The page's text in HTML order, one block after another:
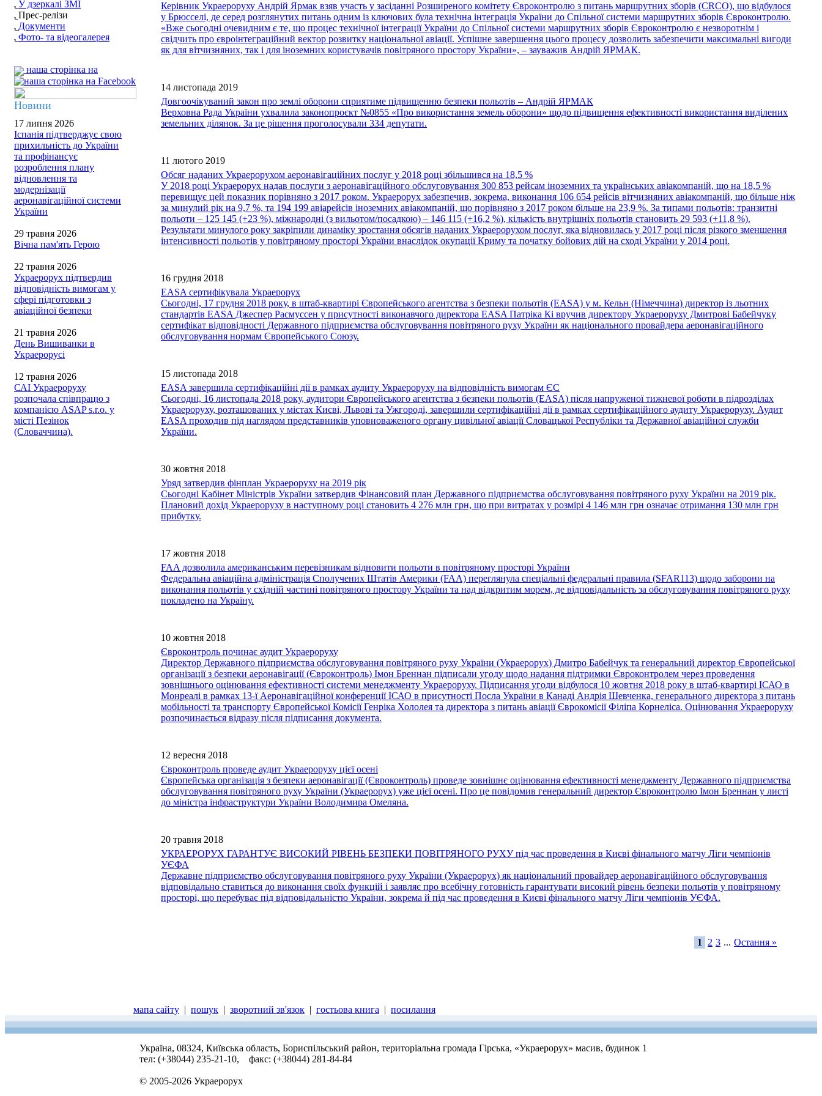
У дзеркалі ЗМІ
Прес-релізи
Документи
Фото- та відеогалерея
наша сторінка на
Новини
17 липня 2026
Іспанія підтверджує свою
прихильність до України
та профінансує
розроблення плану
відновлення та
модернізації
аеронавігаційної системи
України
29 травня 2026
Вічна пам'ять Герою
22 травня 2026
Украерорух підтвердив
відповідність вимогам у
сфері підготовки з
авіаційної безпеки
21 травня 2026
День Вишиванки в
Украерорусі
12 травня 2026
САІ Украероруху
розпочала співпрацю з
компанією ASAP s.r.o. у
місті Пезінок
(Словаччина).
Керівник Украероруху Андрій Ярмак взяв участь у засіданні Розширеного комітету Євроконтролю з питань маршрутних зборів (CRCO), що відбулося
у Брюсселі, де серед розглянутих питань одним із ключових була технічна інтеграція України до Спільної системи маршрутних зборів Євроконтролю.
«Вже сьогодні очевидним є те, що процес технічної інтеграції України до Спільної системи маршрутних зборів Євроконтролю є незворотнім і
свідчить про євроінтеграційний вектор розвитку національної авіації. Успішне завершення цього процесу дозволить забезпечити максимальні вигоди
як для вітчизняних, так і для іноземних користувачів повітряного простору України», – зауважив Андрій ЯРМАК.
14 листопада 2019
Довгоочікуваний закон про землі оборони сприятиме підвищенню безпеки польотів – Андрій ЯРМАК
Верховна Рада України ухвалила законопроєкт №0855 «Про використання земель оборони» щодо підвищення ефективності використання виділених
земельних ділянок. За це рішення проголосували 334 депутати.
11 лютого 2019
Обсяг наданих Украерорухом аеронавігаційних послуг у 2018 році збільшився на 18,5 %
У 2018 році Украерорух надав послуги з аеронавігаційного обслуговування 300 853 рейсам іноземних та українських авіакомпаній, що на 18,5 %
перевищує цей показник порівняно з 2017 роком. Украерорух забезпечив, зокрема, виконання 106 654 рейсів вітчизняних авіакомпаній, що більше ніж
за минулий рік на 9,7 %, та 194 199 авіарейсів іноземних авіакомпаній, що порівняно з 2017 роком більше на 23,9 %. За типами польотів: транзитні
польоти – 125 145 (+23 %), міжнародні (з вильотом/посадкою) – 146 115 (+16,2 %), кількість внутрішніх польотів становить 29 593 (+11,8 %).
Результати минулого року закріпили динаміку зростання обсягів наданих Украерорухом послуг, яка відновилась у 2017 році після різкого зменшення
інтенсивності польотів у повітряному просторі України внаслідок окупації Криму та початку бойових дій на сході України у 2014 році.
16 грудня 2018
EASA сертифікувала Украерорух
Сьогодні, 17 грудня 2018 року, в штаб-квартирі Європейського агентства з безпеки польотів (EASA) у м. Кельн (Німеччина) директор із льотних
стандартів EASA Джеспер Расмуссен у присутності виконавчого директора EASA Патріка Кі вручив директору Украероруху Дмитрові Бабейчуку
сертифікат відповідності Державного підприємства обслуговування повітряного руху України як національного провайдера аеронавігаційного
обслуговування нормам Європейського Союзу.
15 листопада 2018
EASA завершила сертифікаційні дії в рамках аудиту Украероруху на відповідність вимогам ЄС
Сьогодні, 16 листопада 2018 року, аудитори Європейського агентства з безпеки польотів (EASA) після напруженої тижневої роботи в підрозділах
Украероруху, розташованих у містах Києві, Львові та Ужгороді, завершили сертифікаційні дії в рамках сертифікаційного аудиту Украероруху. Аудит
EASA проходив під наглядом представників уповноваженого органу цивільної авіації Словацької Республіки та Державної авіаційної служби
України.
30 жовтня 2018
Уряд затвердив фінплан Украероруху на 2019 рік
Сьогодні Кабінет Міністрів України затвердив Фінансовий план Державного підприємства обслуговування повітряного руху України на 2019 рік.
Плановий дохід Украероруху в наступному році становить 4 276 млн грн, що при витратах у розмірі 4 146 млн грн означає отримання 130 млн грн
прибутку.
17 жовтня 2018
FAA дозволила американським перевізникам відновити польоти в повітряному просторі України
Федеральна авіаційна адміністрація Сполучених Штатів Америки (FAA) переглянула спеціальні федеральні правила (SFAR113) щодо заборони на
виконання польотів у східній частині повітряного простору України та над відкритим морем, де відповідальність за обслуговування повітряного руху
покладено на Україну.
10 жовтня 2018
Євроконтроль починає аудит Украероруху
Директор Державного підприємства обслуговування повітряного руху України (Украерорух) Дмитро Бабейчук та генеральний директор Європейської
організації з безпеки аеронавігації (Євроконтроль) Імон Бреннан підписали угоду щодо надання підтримки Євроконтролем через проведення
зовнішнього оцінювання ефективності системи менеджменту Украероруху. Підписання угоди відбулося 10 жовтня 2018 року в штаб-квартирі ІСАО в
Монреалі в рамках 13-ї Аеронавігаційної конференції ІСАО в присутності Посла України в Канаді Андрія Шевченка, генерального директора з питань
мобільності та транспорту Європейської Комісії Генріка Хололея та директора з питань авіації Єврокомісії Філіпа Корнеліса. Оцінювання Украероруху
розпочинається відразу після підписання документа.
12 вересня 2018
Євроконтроль проведе аудит Украероруху цієї осені
Європейська організація з безпеки аеронавігації (Євроконтроль) проведе зовнішнє оцінювання ефективності менеджменту Державного підприємства
обслуговування повітряного руху України (Украерорух) уже цієї осені. Про це повідомив генеральний директор Євроконтролю Імон Бреннан у листі
до міністра інфраструктури України Володимира Омеляна.
20 травня 2018
УКРАЕРОРУХ ГАРАНТУЄ ВИСОКИЙ РІВЕНЬ БЕЗПЕКИ ПОВІТРЯНОГО РУХУ під час проведення в Києві фінального матчу Ліги чемпіонів
УЄФА
Державне підприємство обслуговування повітряного руху України (Украерорух) як національний провайдер аеронавігаційного обслуговування
відповідально ставиться до виконання своїх функцій і заявляє про всебічну готовність гарантувати високий рівень безпеки польотів у повітряному
просторі, що перебуває під відповідальністю України, зокрема й під час проведення в Києві фінального матчу Ліги чемпіонів УЄФА.
1 2 3 ... Остання »
мапа сайту | пошук | зворотний зв'язок | гостьова книга | посилання
Україна, 08324, Київська область, Бориспільський район, територіальна громада Гірська, «Украерорух» масив, будинок 1
тел: (+38044) 235-21-10, факс: (+38044) 281-84-84
© 2005-2026 Украерорух